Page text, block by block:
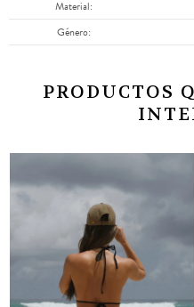
Material
Género
PRODUCTOS